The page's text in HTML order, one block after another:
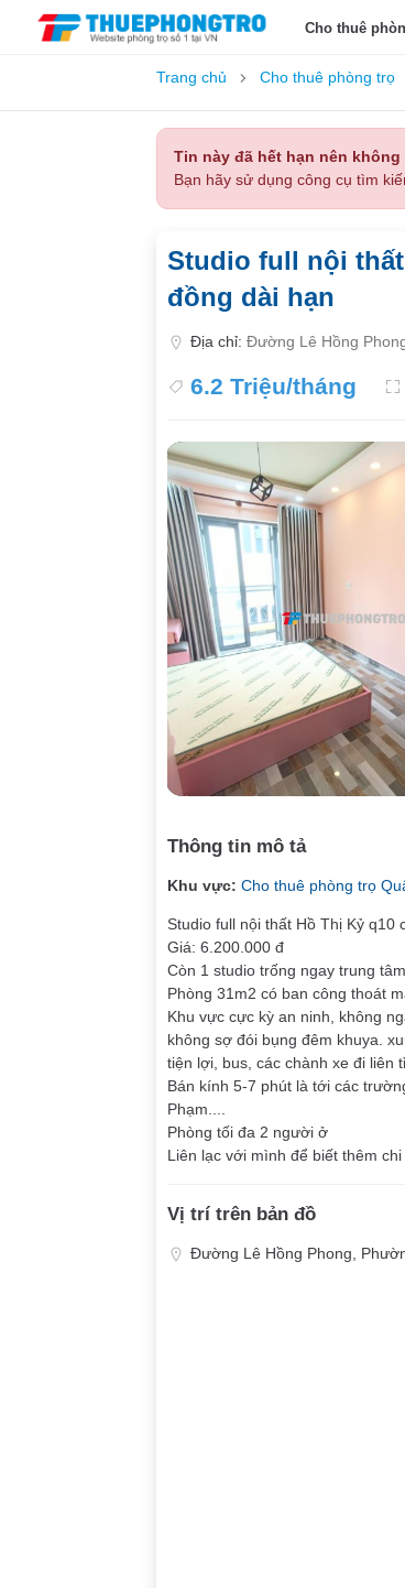
Cho thuê
Trang chủ Cho thuê phòng trọ
Tin này đã hết hạn nên
Bạn hãy sử dụng công cụ tìm
Studio full nội
đồng dài hạn
Địa chỉ: Đường Lê Hồng
6.2 Triệu/tháng
Thông tin mô tả
Khu vực: Cho thuê phòng trọ
Studio full nội thất Hồ Thị Kỷ
Giá: 6.200.000 đ
Còn 1 studio trống ngay trung
Phòng 31m2 có ban công thoát
Khu vực cực kỳ an ninh, không
không sợ đói bụng đêm khuya.
tiện lợi, bus, các chành xe đi liên
Bán kính 5-7 phút là tới các
Phạm....
Phòng tối đa 2 người ở
Liên lạc với mình để biết thêm chi
Vị trí trên bản đồ
Đường Lê Hồng Phong,